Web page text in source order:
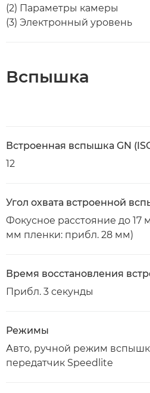
(2) Параметры камеры
(3) Электронный уровень
Вспышка
Встроенная вспышка GN
12
Угол охвата встроенной
Фокусное расстояние до 17
мм пленки: прибл. 28 мм)
Время восстановления
Прибл. 3 секунды
Режимы
Авто, ручной режим
передатчик Speedlite